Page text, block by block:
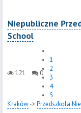
Niepubliczne
School
121 0
1
2
3
4
5
Kraków-> Przedszkola